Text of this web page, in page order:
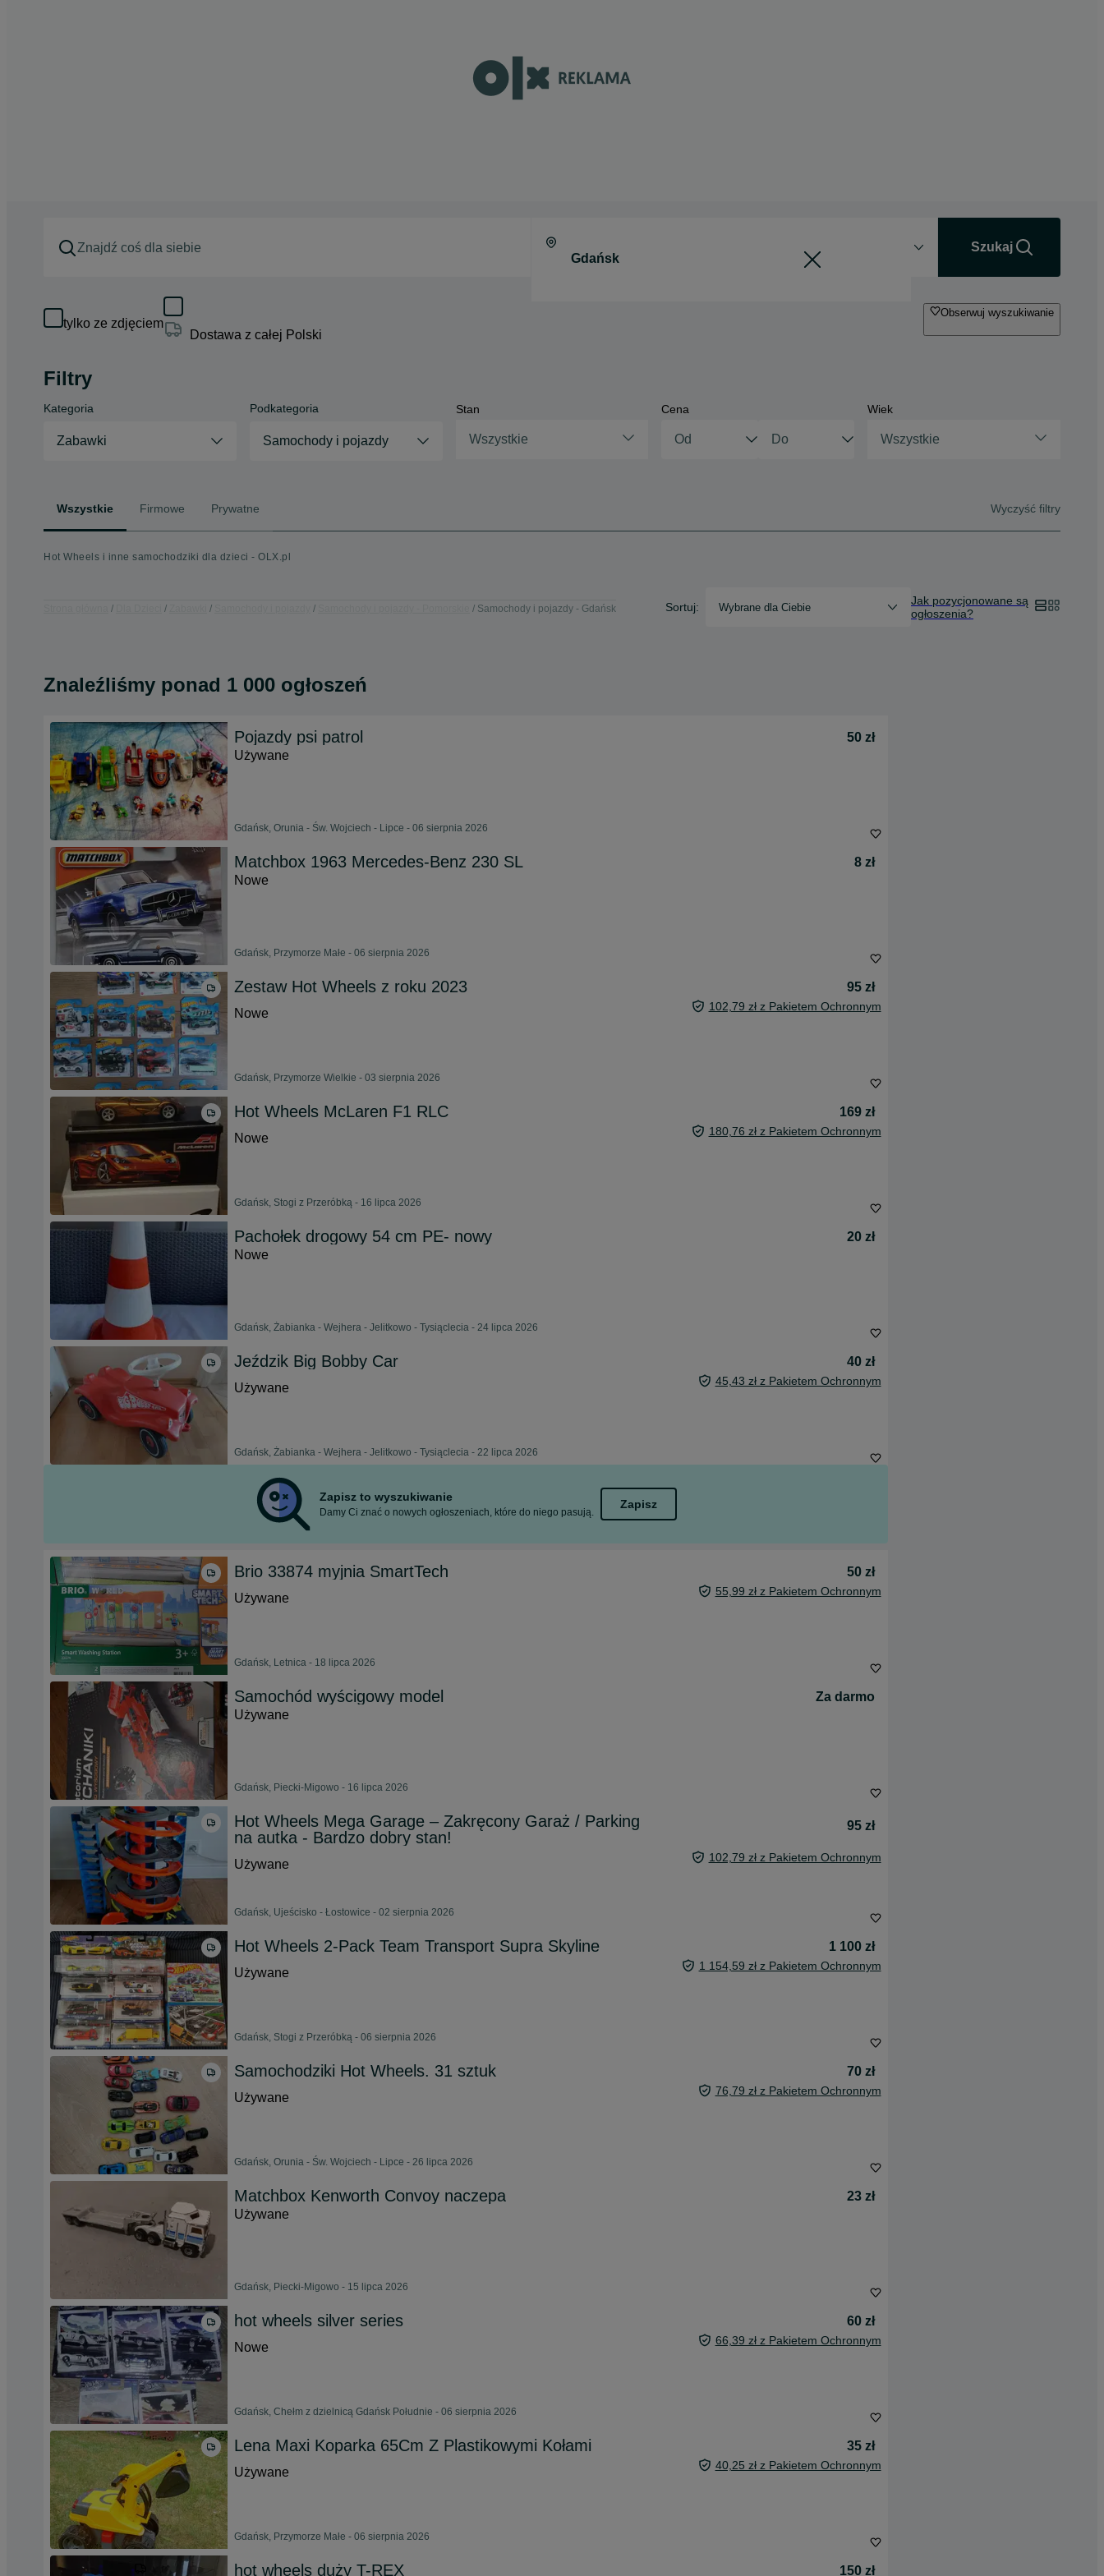
Szukaj
tylko ze zdjęciem
Dostawa z całej Polski
Obserwuj wyszukiwanie
Filtry
Kategoria
Zabawki
Podkategoria
Samochody i pojazdy
Stan
Wszystkie
Cena Wiek
Wszystkie
Wszystkie Firmowe Prywatne Wyczyść filtry
Hot Wheels i inne samochodziki dla dzieci - OLX.pl
Samochody i pojazdy - Gdańsk Sortuj: Wybrane dla Ciebie
Jak pozycjonowane są
ogłoszenia?
Znaleźliśmy ponad 1 000 ogłoszeń
Pojazdy psi patrol
50 zł
Używane
Gdańsk, Orunia - Św. Wojciech - Lipce - 06 sierpnia 2026
Matchbox 1963 Mercedes-Benz 230 SL
8 zł
Nowe
Gdańsk, Przymorze Małe - 06 sierpnia 2026
Zestaw Hot Wheels z roku 2023
95 zł
Nowe
102,79 zł z Pakietem Ochronnym
Gdańsk, Przymorze Wielkie - 03 sierpnia 2026
Hot Wheels McLaren F1 RLC
169 zł
Nowe
180,76 zł z Pakietem Ochronnym
Gdańsk, Stogi z Przeróbką - 16 lipca 2026
Pachołek drogowy 54 cm PE- nowy
20 zł
Nowe
Gdańsk, Żabianka - Wejhera - Jelitkowo - Tysiąclecia - 24 lipca 2026
Jeździk Big Bobby Car
40 zł
Używane
45,43 zł z Pakietem Ochronnym
Gdańsk, Żabianka - Wejhera - Jelitkowo - Tysiąclecia - 22 lipca 2026
Zapisz to wyszukiwanie
Damy Ci znać o nowych ogłoszeniach, które do niego pasują.
Zapisz
Brio 33874 myjnia SmartTech
50 zł
Używane
55,99 zł z Pakietem Ochronnym
Gdańsk, Letnica - 18 lipca 2026
Samochód wyścigowy model
Za darmo
Używane
Gdańsk, Piecki-Migowo - 16 lipca 2026
Hot Wheels Mega Garage – Zakręcony Garaż / Parking
na autka - Bardzo dobry stan!
95 zł
Używane 102,79 zł z Pakietem Ochronnym
Gdańsk, Ujeścisko - Łostowice - 02 sierpnia 2026
Hot Wheels 2-Pack Team Transport Supra Skyline
1 100 zł
Używane
1 154,59 zł z Pakietem Ochronnym
Gdańsk, Stogi z Przeróbką - 06 sierpnia 2026
Samochodziki Hot Wheels. 31 sztuk
70 zł
Używane
76,79 zł z Pakietem Ochronnym
Gdańsk, Orunia - Św. Wojciech - Lipce - 26 lipca 2026
Matchbox Kenworth Convoy naczepa
23 zł
Używane
Gdańsk, Piecki-Migowo - 15 lipca 2026
hot wheels silver series
60 zł
Nowe
66,39 zł z Pakietem Ochronnym
Gdańsk, Chełm z dzielnicą Gdańsk Południe - 06 sierpnia 2026
Lena Maxi Koparka 65Cm Z Plastikowymi Kołami
35 zł
Używane
40,25 zł z Pakietem Ochronnym
Gdańsk, Przymorze Małe - 06 sierpnia 2026
hot wheels duży T-REX 150 zł